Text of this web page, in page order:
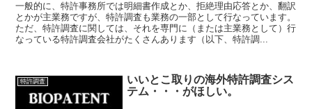
一般的に、特許事務所では明細書作成とか、拒絶理由応答とか、翻訳
とかが主業務ですが、特許調査も業務の一部として行なっています。
ただ、特許調査に関しては、それを専門に（または主業務として）行
なっている特許調査会社がたくさんあります（以下、特許調...
特許調査
いいとこ取りの海外特許調査シス
テム・・・がほしい。